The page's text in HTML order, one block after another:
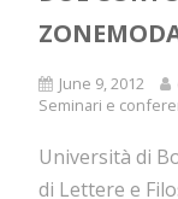
June 9, 2012
Seminari e
Università di
di Lettere e